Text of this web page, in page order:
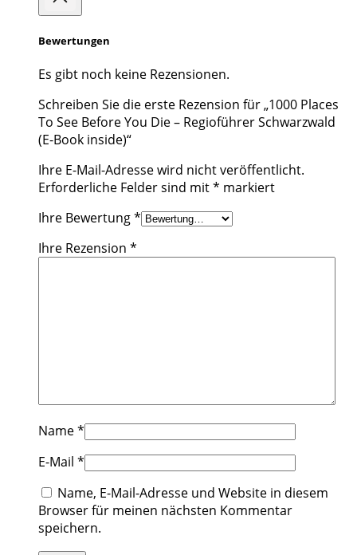
Bewertungen
Es gibt noch keine Rezensionen.
Schreiben Sie die erste Rezension für „1000 Places
To See Before You Die – Regioführer Schwarzwald
(E-Book inside)“
Ihre E-Mail-Adresse wird nicht veröffentlicht.
Erforderliche Felder sind mit* markiert
Ihre Bewertung*
Ihre Rezension *
Name*
E-Mail *
Name, E-Mail-Adresse und Website in diesem
Browser für meinen nächsten Kommentar
speichern.